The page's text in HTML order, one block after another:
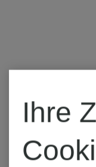
Ihre